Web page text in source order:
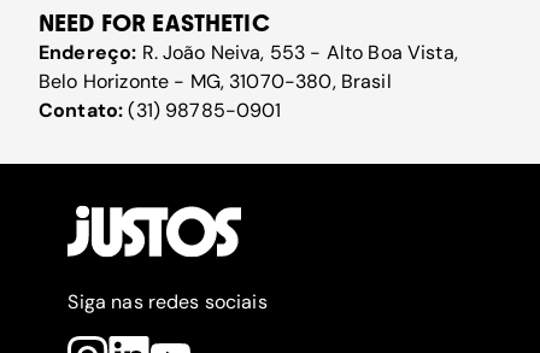
NEED FOR EASTHETIC
Endereço: R. João Neiva, 553 - Alto Boa Vista,
Belo Horizonte - MG, 31070-380, Brasil
Contato:(31) 98785-0901
Siga nas redes sociais